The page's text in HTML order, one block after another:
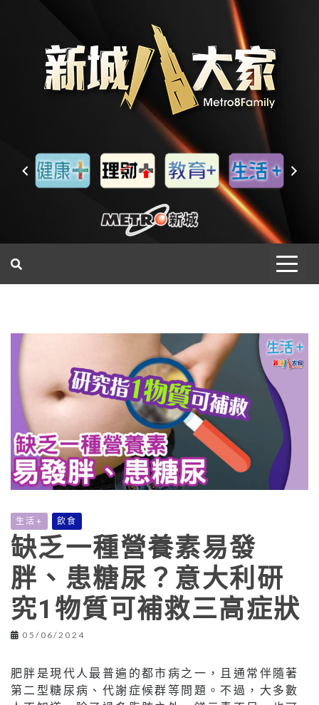
生活+ 飲食
缺乏一種營養素易發
胖、患糖尿？意大利研
究1物質可補救三高症狀
05/06/2024
肥胖是現代人最普遍的都市病之一，且通常伴隨著
第二型糖尿病、代謝症候群等問題。不過，大多數